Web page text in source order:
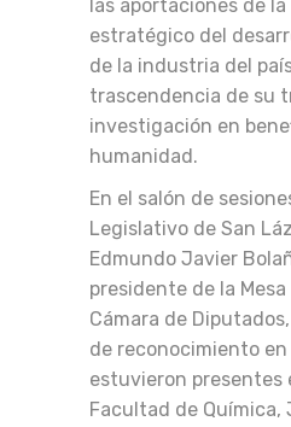
las aportaciones de
estratégico del
de la industria del
trascendencia de su
investigación en
humanidad.
En el salón de
Legislativo de San
Edmundo Javier
presidente de la
Cámara de
de reconocimiento
estuvieron presentes
Facultad de Química,